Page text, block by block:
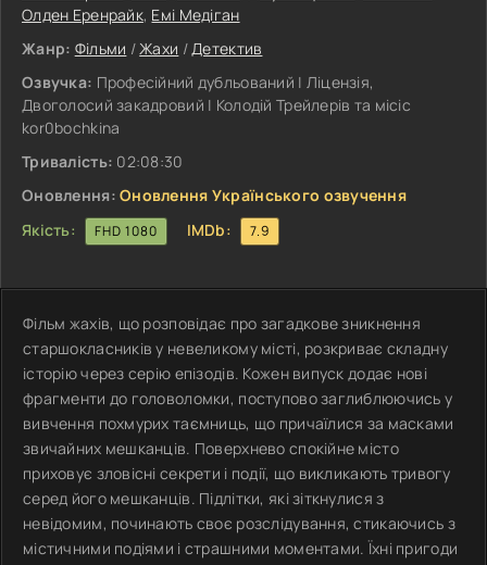
Олден Еренрайк, Емі Медіган
Жанр: Фільми /Жахи /Детектив
Озвучка: Професійний дубльований | Ліцензія,
Двоголосий закадровий | Колодій Трейлерів та місіс
kor0bochkina
Тривалість: 02:08:30
Оновлення: Оновлення Українського озвучення
Якість:
FHD 1080 IMDb: 7.9
Фільм жахів, що розповідає про загадкове зникнення
старшокласників у невеликому місті, розкриває складну
історію через серію епізодів. Кожен випуск додає нові
фрагменти до головоломки, поступово заглиблюючись у
вивчення похмурих таємниць, що причаїлися за масками
звичайних мешканців. Поверхнево спокійне місто
приховує зловісні секрети і події, що викликають тривогу
серед його мешканців. Підлітки, які зіткнулися з
невідомим, починають своє розслідування, стикаючись з
містичними подіями і страшними моментами. Їхні пригоди